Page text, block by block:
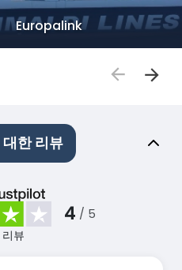
Europalink
한 리뷰
4 / 5
리뷰